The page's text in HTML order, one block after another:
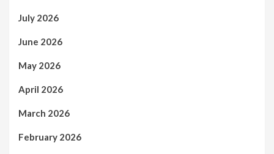
July 2026
June 2026
May 2026
April 2026
March 2026
February 2026